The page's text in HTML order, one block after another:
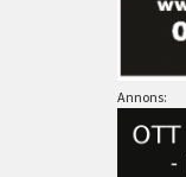
Annons: